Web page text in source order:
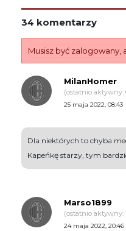
34 komentarzy
Musisz być
MilanHomer
(ostatnio aktywny:
25 maja 2022, 08:43
Dla niektórych to chyba
Kapeńkę starzy, tym
Marso1899
(ostatnio
24 maja 2022, 20:46